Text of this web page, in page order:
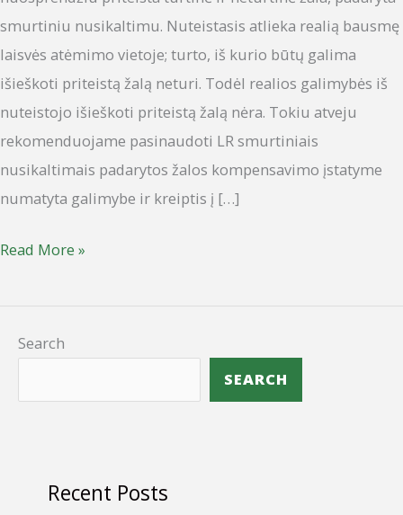
smurtiniu nusikaltimu. Nuteistasis atlieka realią bausmę
laisvės atėmimo vietoje; turto, iš kurio būtų galima
išieškoti priteistą žalą neturi. Todėl realios galimybės iš
nuteistojo išieškoti priteistą žalą nėra. Tokiu atveju
rekomenduojame pasinaudoti LR smurtiniais
nusikaltimais padarytos žalos kompensavimo įstatyme
numatyta galimybe ir kreiptis į […]
Read More »
Search
SEARCH
Recent Posts